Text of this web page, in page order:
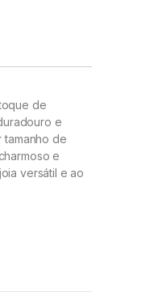
de
e
tamanho de
e
versátil e ao